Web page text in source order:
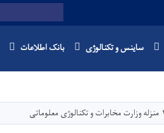
main
content
ساینس و تکنالوژی بانک اطلاعات